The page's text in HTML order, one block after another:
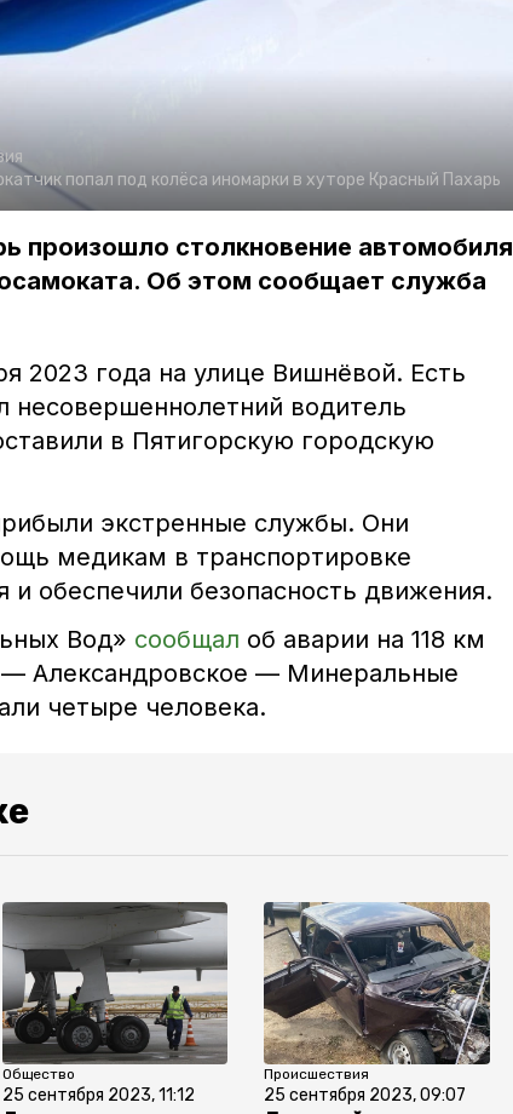
попал под колёса иномарки в хуторе Красный Пахарь
произошло столкновение автомобиля
Об этом сообщает служба
2023 года на улице Вишнёвой. Есть
водитель
в Пятигорскую городскую
экстренные службы. Они
медикам в транспортировке
и обеспечили безопасность движения.
Вод» сообщал об аварии на 118 км
— Александровское — Минеральные
четыре человека.
Общество
25 сентября 2023, 11:12
Происшествия
25 сентября 2023, 09:07